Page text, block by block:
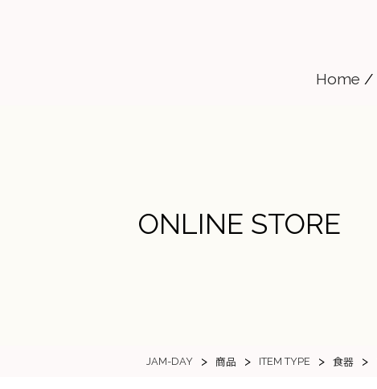
Home
ONLINE STORE
JAM-DAY > 商品 > ITEM TYPE > 食器 >